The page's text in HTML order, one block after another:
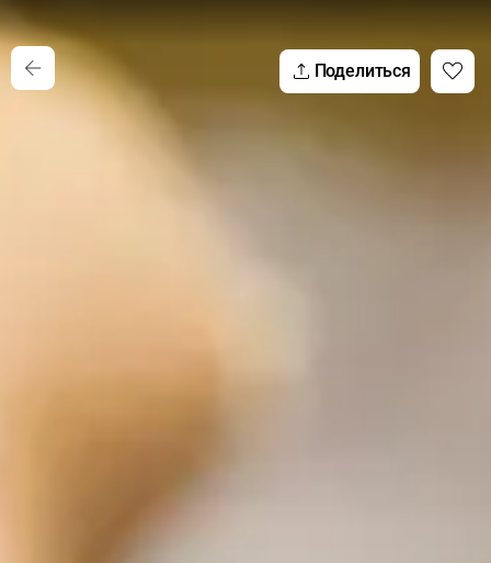
Поделиться